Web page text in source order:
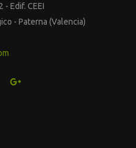
- Edif. CEEI
- Paterna (Valencia)